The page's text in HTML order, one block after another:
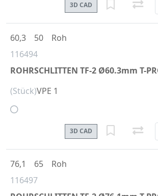
3D CAD
116494
ROHRSCHLITTEN TF-2 Ø60.3mm T-
60,3 50 Roh
(Stück)VPE 1
3D CAD
116497
76,1 65 Roh